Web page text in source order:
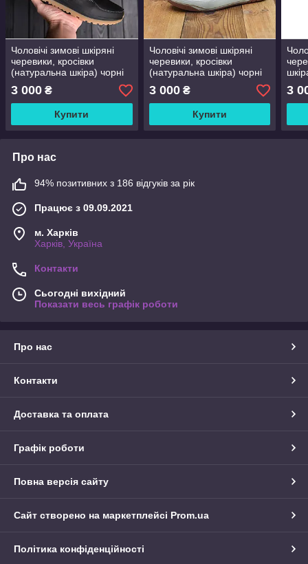
Чоловічі зимові шкіряні
черевики, кросівки
(натуральна шкіра) чорні
на хутрі, чоловіче взуття
на зиму, розмір 40 41 42
43 44 45
3 000 ₴
Купити
Чоловічі зимові шкіряні
черевики, кросівки
(натуральна шкіра) чорні
на хутрі, чоловіче взуття
на зиму, розмір 40 41 42
43 44 45
3 000₴
Купити
3
Про нас
94% позитивних з 186 відгуків за рік
Працює з 09.09.2021
м. Харків
Харків, Україна
Контакти
Сьогодні вихідний
Показати весь графік роботи
Про нас
Контакти
Доставка та оплата
Графік роботи
Повна версія сайту
Сайт створено на маркетплейсі Prom.ua
Політика конфіденційності